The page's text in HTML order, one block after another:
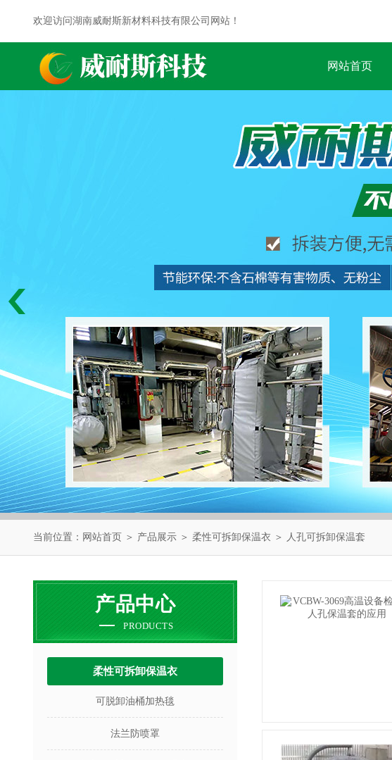
欢迎访问湖南威耐斯新材料科技有限公司网站！
网站首页
当前位置： 网站首页 ＞ 产品展示 ＞ 柔性可拆卸保温衣 ＞ 人孔可拆卸保温套
产品中心
PRODUCTS
柔性可拆卸保温衣
可脱卸油桶加热毯
法兰防喷罩